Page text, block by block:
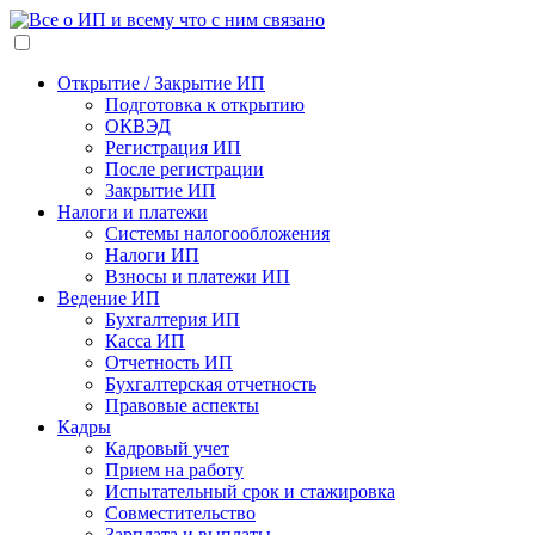
Открытие / Закрытие ИП
Подготовка к открытию
ОКВЭД
Регистрация ИП
После регистрации
Закрытие ИП
Налоги и платежи
Системы налогообложения
Налоги ИП
Взносы и платежи ИП
Ведение ИП
Бухгалтерия ИП
Касса ИП
Отчетность ИП
Бухгалтерская отчетность
Правовые аспекты
Кадры
Кадровый учет
Прием на работу
Испытательный срок и стажировка
Совместительство